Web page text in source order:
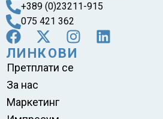
+389 (0)23211-915
075 421 362
ЛИНКОВИ
Претплати се
За нас
Маркетинг